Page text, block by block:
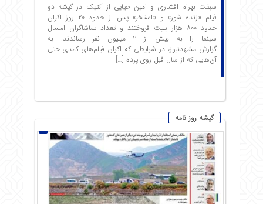
سبقت بهرام افشاری و امین حیایی از آنتیک در گیشه دو
فیلم «زنده شور» و «استخر» پس از حدود ۲۰ روز اکران
حدود ۸۰۰ هزار بلیت فروختند و تعداد تماشاگران امسال
سینما را به بیش از ۲ میلیون نفر رساندند. به
گزارش مشهدنیوز، در شرایطی که اکران فیلم‌های کمدی حتی
آن‌هایی که از سال قبل روی پرده […]
گیشه روز نامه